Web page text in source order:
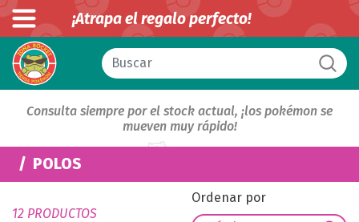
¡Atrapa el regalo perfecto!
Consulta siempre por el stock actual, ¡los pokémon se
mueven muy rápido!
POLOS
12 PRODUCTOS
Ordenar por